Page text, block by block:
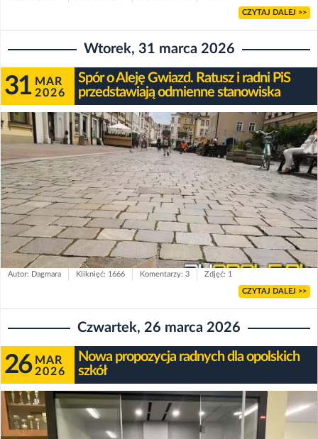
CZYTAJ DALEJ >>
Wtorek, 31 marca 2026
31 MAR
2026
Spór o Aleję Gwiazd. Ratusz i radni PiS
przedstawiają odmienne stanowiska
Autor: Dagmara Kliknięć: 1666 Komentarzy: 3 Zdjęć: 1
CZYTAJ DALEJ >>
Czwartek, 26 marca 2026
26 MAR
2026
Nowa propozycja radnych dla opolskich
szkół